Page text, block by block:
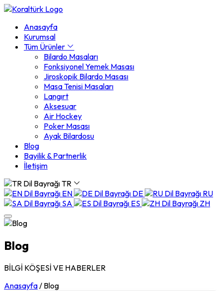
Anasayfa
Kurumsal
Tüm Ürünler
Bilardo Masaları
Fonksiyonel Yemek Masası
Jiroskopik Bilardo Masası
Masa Tenisi Masaları
Langırt
Aksesuar
Air Hockey
Poker Masası
Ayak Bilardosu
Blog
Bayilik & Partnerlik
İletişim
TR
EN
DE
RU
SA
ES ZH
Blog
BİLGİ KÖŞESİ VE HABERLER
Anasayfa / Blog